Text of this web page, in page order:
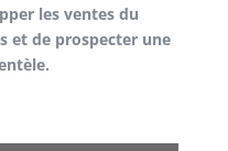
les ventes du
et de prospecter une